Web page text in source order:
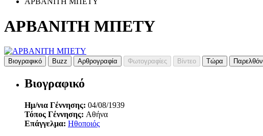
ΑΡΒΑΝΙΤΗ ΜΠΕΤΥ
Βιογραφικό Buzz Αρθρογραφία Φωτογραφίες Βίντεο Τώρα Παρελθόν
Βιογραφικό
Ημ/νια Γέννησης: 04/08/1939
Τόπος Γέννησης: Αθήνα
Επάγγελμα: Ηθοποιός